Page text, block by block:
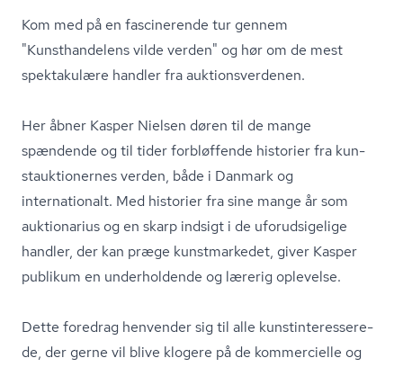
Kom med på en fascinerende tur gennem
"Kunsthandelens vilde verden" og hør om de mest
spektakulære handler fra auk­tions­ver­de­nen.
Her åbner Kasper Nielsen døren til de mange
spændende og til tider forbløffende historier fra kun­
stauk­tio­ner­nes verden, både i Danmark og
internationalt. Med historier fra sine mange år som
auktionarius og en skarp indsigt i de uforudsigelige
handler, der kan præge kunstmarkedet, giver Kasper
publikum en underholdende og lærerig oplevelse.
Dette foredrag henvender sig til alle kun­stin­ter­es­se­re­
de, der gerne vil blive klogere på de kommercielle og